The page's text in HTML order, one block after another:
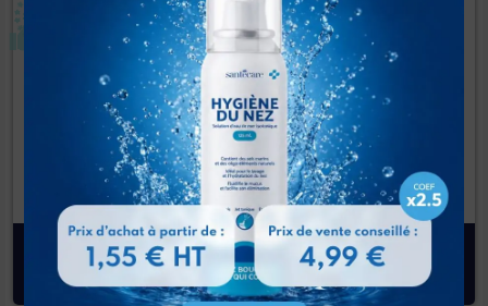
Spray Désinfectant IDCOLORS – Boîte
Unitaire – Senteur Agrumes
A partir de2,40€
Livraison officine 72h :12-13
Août 2026
Spray Désinfectant IDCOLORS – Boîte
Unitaire – Senteur Coco
A partir de2,40€
Livraison officine 72h :
Août 2026